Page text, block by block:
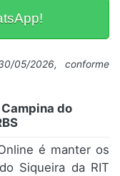
05/2026, conforme
do
é manter os
Siqueira da RIT